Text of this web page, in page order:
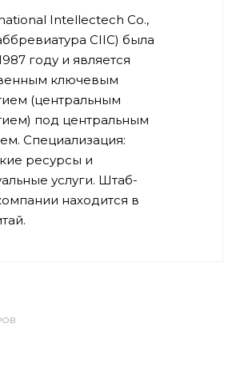
Intellectech Co.,
CIIC) была
году и является
ключевым
(центральным
под центральным
Специализация:
ресурсы и
услуги. Штаб-
находится в